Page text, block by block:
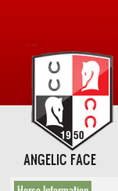
ANGELIC FACE